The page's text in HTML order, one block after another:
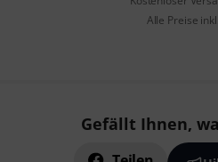
Alle Preise
Gefällt Ihnen,